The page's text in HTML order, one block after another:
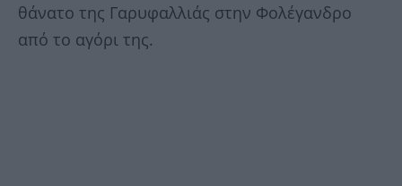
θάνατο της Γαρυφαλλιάς στην Φολέγανδρο
από το αγόρι της.